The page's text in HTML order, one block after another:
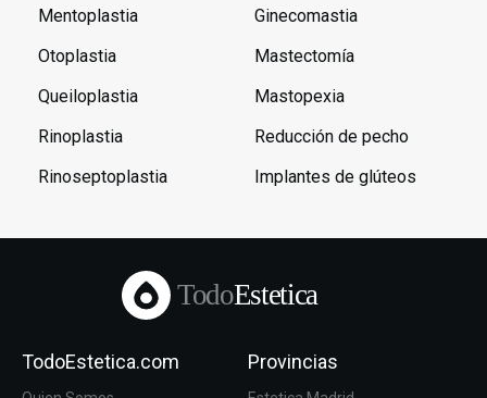
Mentoplastia
Otoplastia
Queiloplastia
Rinoplastia
Rinoseptoplastia
Ginecomastia
Mastectomía
Mastopexia
Reducción de pecho
Implantes de glúteos
TodoEstetica
TodoEstetica.com Provincias